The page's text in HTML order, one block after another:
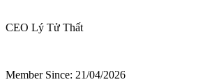
CEO Lý Tử Thất
Member Since: 21/04/2026